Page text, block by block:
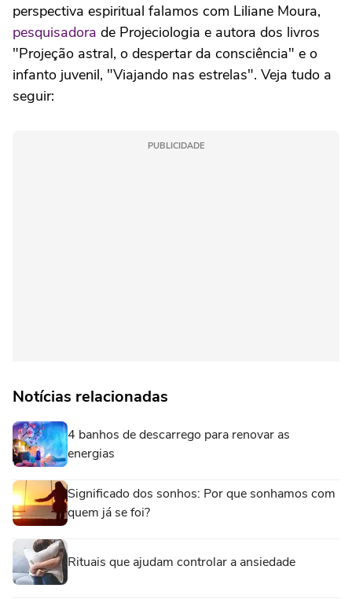
perspectiva espiritual falamos com Liliane Moura,
pesquisadora de Projeciologia e autora dos livros
"Projeção astral, o despertar da consciência" e o
infanto juvenil, "Viajando nas estrelas". Veja tudo a
seguir:
PUBLICIDADE
Notícias relacionadas
4 banhos de descarrego para renovar as
energias
Significado dos sonhos: Por que sonhamos com
quem já se foi?
Rituais que ajudam controlar a ansiedade